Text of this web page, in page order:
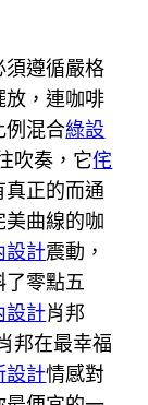
須遵循嚴格
放，連咖啡
例混合綠設
吹奏，它侘
真正的而通
美曲線的咖
設計震動，
零點五
設計肖邦
邦在最幸福
設計情感對